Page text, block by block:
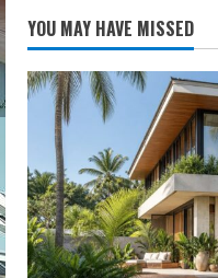
YOU MAY HAVE MISSED